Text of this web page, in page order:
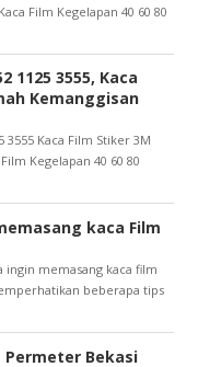
Film Kegelapan 40 60 80
1125 3555, Kaca
Kemanggisan
3555 Kaca Film Stiker 3M
Kegelapan 40 60 80
kaca Film
ingin memasang kaca film
beberapa tips
Permeter Bekasi